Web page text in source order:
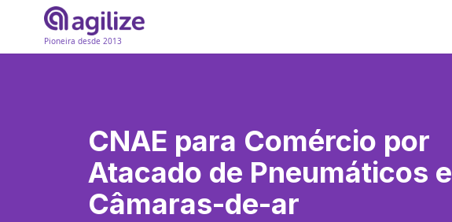
Pioneira desde 2013
CNAE para Comércio por
Atacado de Pneumáticos e
Câmaras-de-ar